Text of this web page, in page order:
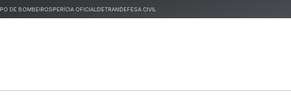
DE BOMBEIROSPERÍCIA OFICIALDETRANDEFESA CIVIL